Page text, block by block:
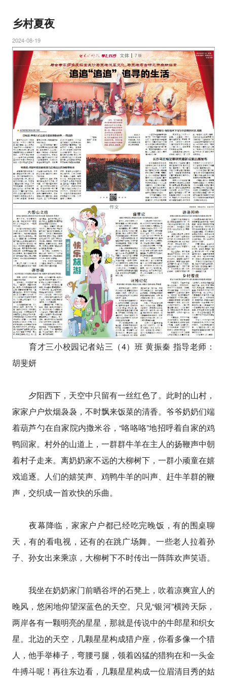
乡村夏夜
2024-08-19
育才三小校园记者站三（4）班 黄振秦 指导老师：
胡斐妍
夕阳西下，天空中只留有一丝红色了。此时的山村，
家家户户炊烟袅袅，不时飘来饭菜的清香。爷爷奶奶们端
着葫芦勺在自家院内撒米谷，“咯咯咯”地招呼着自家的鸡
鸭回家。村外的山道上，一群群牛羊在主人的扬鞭声中朝
着村子走来。离奶奶家不远的大柳树下，一群小顽童在嬉
戏追逐。人们的嬉笑声、鸡鸭牛羊的叫声、赶牛羊群的鞭
声，交织成一首欢快的乐曲。
夜幕降临，家家户户都已经吃完晚饭，有的围桌聊
天，有的看电视，还有的在跳广场舞。一些老人拉着孙
子、孙女出来乘凉，大柳树下不时传出一阵阵欢声笑语。
我坐在奶奶家门前晒谷坪的石凳上，吹着凉爽宜人的
晚风，悠闲地仰望深蓝色的天空。只见“银河”横跨天际，
两岸各有一颗明亮的星星，那就是传说中的牛郎星和织女
星。北边的天空，几颗星星构成猎户座，你看多像一个猎
人，他手举棒子，弯腰弓腿，领着凶猛的猎狗在和一头金
牛搏斗呢！再往东边看，几颗星星构成一位眉清目秀的姑